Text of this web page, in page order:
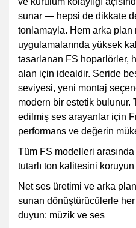
sunar — hepsi de dikkate
tonlamayla. Hem arka
uygulamalarında yüksek
tasarlanan FS hoparlörler,
alan için idealdir. Seride
seviyesi, yeni montaj
modern bir estetik bulunur.
edilmiş ses arayanlar için
performans ve değerin
Tüm FS modelleri
tutarlı ton kalitesini koruyun
Net ses üretimi ve arka
sunan dönüştürücülerle
duyun: müzik ve ses